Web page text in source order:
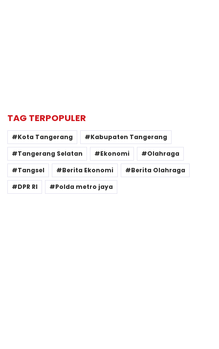
TAG TERPOPULER
Kota Tangerang
Kabupaten Tangerang
Tangerang Selatan
Ekonomi
Olahraga
Tangsel
Berita Ekonomi
Berita Olahraga
DPR RI
Polda metro jaya